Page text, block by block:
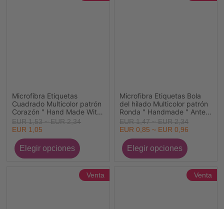
Microfibra Etiquetas
Cuadrado Multicolor patrón
Corazón " Hand Made With
Love " Ante 25mm x 25mm
, 20 Unidades
EUR 1,53 ~ EUR 2,34
EUR 1,05
Microfibra Etiquetas Bola
del hilado Multicolor patrón
Ronda " Handmade " Ante
25mm , 20 Unidades
EUR 1,47 ~ EUR 2,34
EUR 0,85 ~ EUR 0,96
Venta Venta